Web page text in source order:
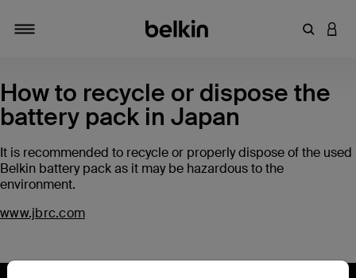
キーワアカ
How to recycle or dispose the
battery pack in Japan
It is recommended to recycle or properly dispose of the used
Belkin battery pack as it may be hazardous to the
environment.
www.jbrc.com